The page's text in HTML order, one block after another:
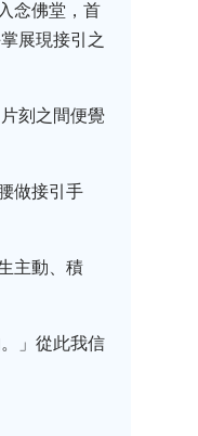
念佛堂，首
展現接引之
刻之間便覺
做接引手
主動、積
」從此我信